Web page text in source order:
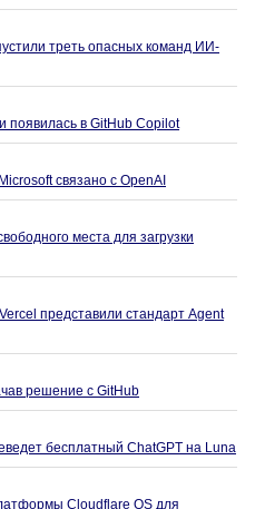
треть опасных команд ИИ-
появилась в GitHub Copilot
связано с OpenAI
места для загрузки
представили стандарт Agent
решение с GitHub
бесплатный ChatGPT на Luna
Cloudflare OS для